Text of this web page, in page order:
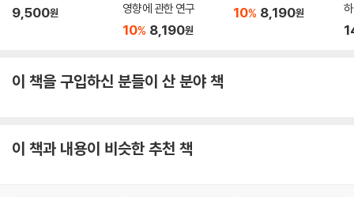
9,500원
영향에 관한 연구
10% 8,190원
10% 8,190원
이 책을 구입하신 분들이 산 분야 책
이 책과 내용이 비슷한 추천 책